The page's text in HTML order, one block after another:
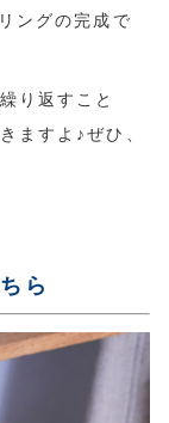
ングの完成で
り返すこと
ますよ♪ぜひ、
ら